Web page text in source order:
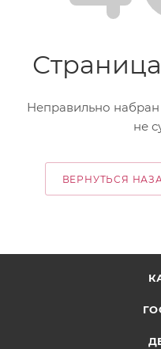
Неправильно
не
ВЕРНУТЬСЯ